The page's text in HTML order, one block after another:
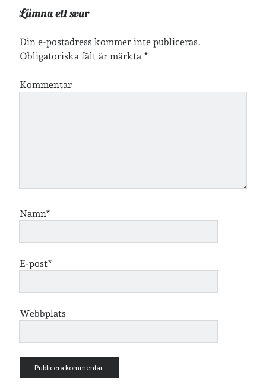
Flöde för inlägg
WordPress.org
Lämna ett svar
Din e-postadress kommer inte publiceras.
Obligatoriska fält är märkta *
Kommentar
Namn*
E-post*
Webbplats